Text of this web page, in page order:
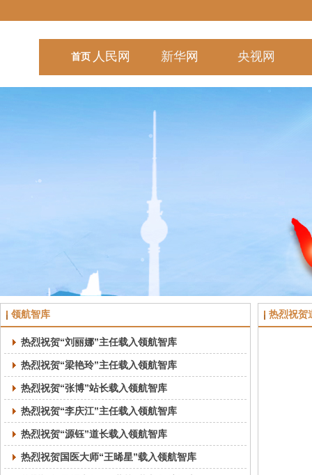
央视网
新华网
人民 网
首页
领航智库
热烈祝贺“刘丽娜”主任载入领航智库
热烈祝贺“梁艳玲”主任载入领航智库
热烈祝贺“张博”站长载入领航智库
热烈祝贺“李庆江”主任载入领航智库
热烈祝贺“源钰”道长载入领航智库
热烈祝贺国医大师“王晞星”载入领航智库
热烈祝贺